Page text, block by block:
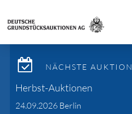
NÄCHSTE AUKTION
Herbst-Auktionen
24.09.2026 Berlin